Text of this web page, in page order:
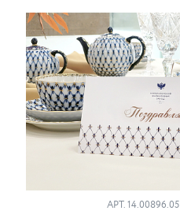
АРТ. 14.00896.05